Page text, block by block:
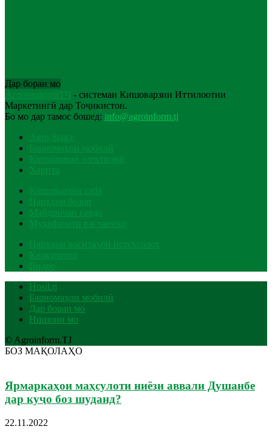
Дар бораи мо
АгроинформТҶ - системаи Кишоварзии Иттилоотии
Маркетингӣ дар Тоҷикистон.
Бо мо дар тамос бошед: info@agroinform.tj
Agro Space
Барномаҳои мобилӣ
Китобхонаи электронӣ
Харита
Кишоварзии сабз
Нархҳои бозор
Майдончаи савдо
Муҳофизати растаниҳо
Нархҳои воситаҳои истеҳсолот
Калкулятор
Видео
Hosil.tj
Барномаҳои мобилӣ
Дар бораи мо
Нишони мо
© Agroinform.TJ
БОЗ МАҚОЛАҲО
Ярмаркаҳои маҳсулоти ниёзи аввали Душанбе
дар куҷо боз шуданд?
22.11.2022